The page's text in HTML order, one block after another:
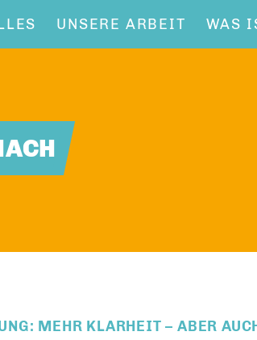
UNSERE ARBEIT WAS
MEHR KLARHEIT – ABER